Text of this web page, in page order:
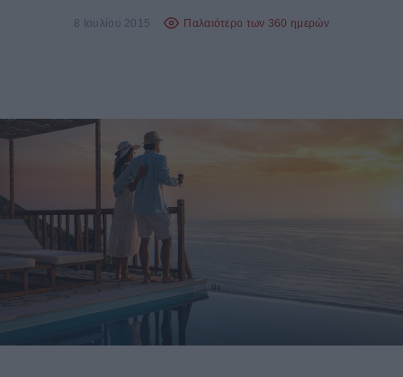
8 Ιουλίου 2015 Παλαιότερο των 360 ημερών